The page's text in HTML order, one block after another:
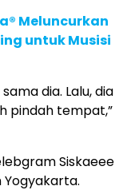
Meluncurkan
untuk Musisi
dia. Lalu, dia
pindah tempat,”
Siskaeee